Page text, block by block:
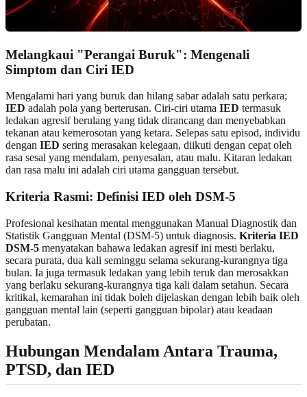
Melangkaui "Perangai Buruk": Mengenali
Simptom dan Ciri IED
Mengalami hari yang buruk dan hilang sabar adalah satu perkara;
IED adalah pola yang berterusan. Ciri-ciri utama IED termasuk
ledakan agresif berulang yang tidak dirancang dan menyebabkan
tekanan atau kemerosotan yang ketara. Selepas satu episod, individu
dengan IED sering merasakan kelegaan, diikuti dengan cepat oleh
rasa sesal yang mendalam, penyesalan, atau malu. Kitaran ledakan
dan rasa malu ini adalah ciri utama gangguan tersebut.
Kriteria Rasmi: Definisi IED oleh DSM-5
Profesional kesihatan mental menggunakan Manual Diagnostik dan
Statistik Gangguan Mental (DSM-5) untuk diagnosis. Kriteria IED
DSM-5 menyatakan bahawa ledakan agresif ini mesti berlaku,
secara purata, dua kali seminggu selama sekurang-kurangnya tiga
bulan. Ia juga termasuk ledakan yang lebih teruk dan merosakkan
yang berlaku sekurang-kurangnya tiga kali dalam setahun. Secara
kritikal, kemarahan ini tidak boleh dijelaskan dengan lebih baik oleh
gangguan mental lain (seperti gangguan bipolar) atau keadaan
perubatan.
Hubungan Mendalam Antara Trauma,
PTSD, dan IED